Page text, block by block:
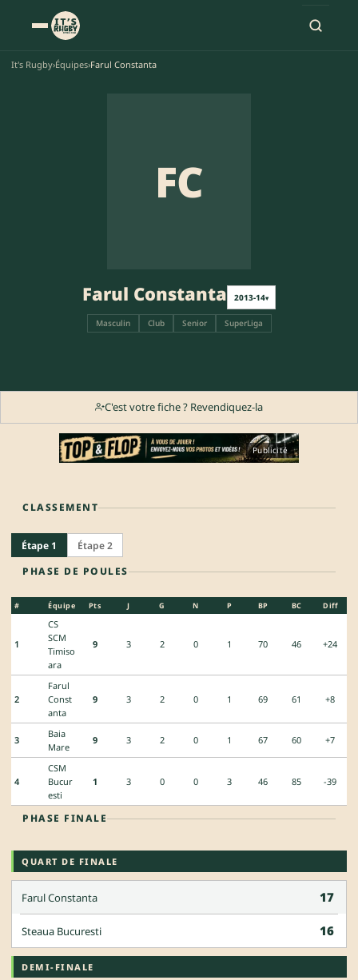
It's Rugby›Équipes›Farul Constanta
FC
Farul Constanta 2013-14▾
Masculin Club Senior SuperLiga
C'est votre fiche ? Revendiquez-la
Publicité
CLASSEMENT
Étape 1
Étape 2
PHASE DE POULES
# Équipe Pts J G N P BP BC Diff
1
CS
SCM
Timiso
ara
9 3 2 0 1 70 46 +24
2
Farul
Const
anta
9 3 2 0 1 69 61 +8
3
Baia
Mare
9 3 2 0 1 67 60 +7
4
CSM
Bucur
esti
1 3 0 0 3 46 85 -39
PHASE FINALE
QUART DE FINALE
Farul Constanta 17
Steaua Bucuresti 16
DEMI-FINALE